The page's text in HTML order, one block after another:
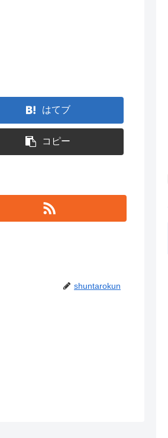
はてブ
コピー
shuntarokun